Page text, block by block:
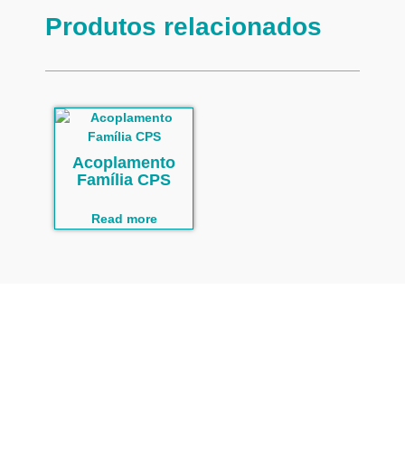
Produtos relacionados
Acoplamento
Família CPS
Read more